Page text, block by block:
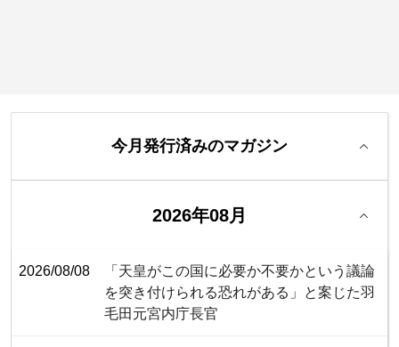
今月発行済みのマガジン
2026年08月
2026/08/08
「天皇がこの国に必要か不要かという議論
を突き付けられる恐れがある」と案じた羽
毛田元宮内庁長官